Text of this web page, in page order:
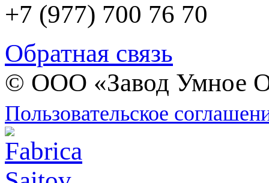
+7 (977) 700 76 70
Обратная связь
© ООО «Завод Умное
Пользовательское